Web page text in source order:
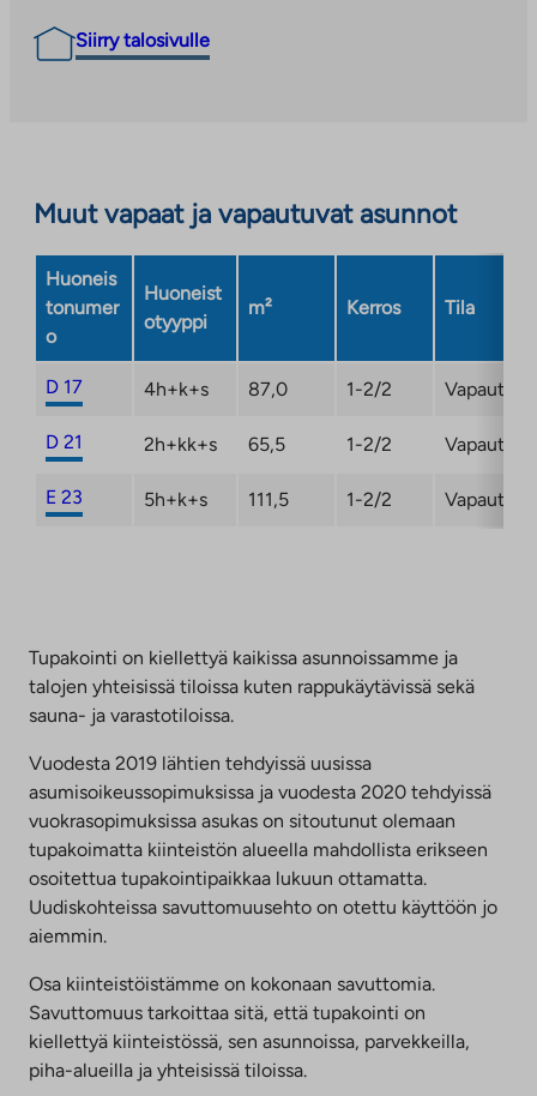
Siirry talosivulle
Muut vapaat ja vapautuvat asunnot
Huoneis
tonumer
o
Huoneist
otyyppi
m² Kerros Tila
D 17 4h+k+s 87,0 1-2/2
D 21 2h+kk+s 65,5 1-2/2
E 23 5h+k+s 111,5 1-2/2
Tupakointi on kiellettyä kaikissa asunnoissamme ja
talojen yhteisissä tiloissa kuten rappukäytävissä sekä
sauna- ja varastotiloissa.
Vuodesta 2019 lähtien tehdyissä uusissa
asumisoikeussopimuksissa ja vuodesta 2020 tehdyissä
vuokrasopimuksissa asukas on sitoutunut olemaan
tupakoimatta kiinteistön alueella mahdollista erikseen
osoitettua tupakointipaikkaa lukuun ottamatta.
Uudiskohteissa savuttomuusehto on otettu käyttöön jo
aiemmin.
Osa kiinteistöistämme on kokonaan savuttomia.
Savuttomuus tarkoittaa sitä, että tupakointi on
kiellettyä kiinteistössä, sen asunnoissa, parvekkeilla,
piha-alueilla ja yhteisissä tiloissa.